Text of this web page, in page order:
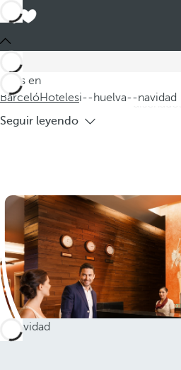
Estás en
BarcelóHotelesi--huelva--navidad
Descubra nuestros hoteles en
podrá disfrutar de unas fiestas
acogedor y festivo. Nuestros
diseñados
Seguir leyendo